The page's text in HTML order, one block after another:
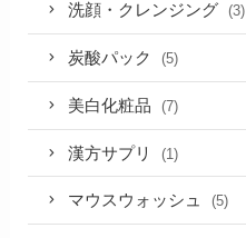
洗顔・クレンジング (3)
炭酸パック (5)
美白化粧品 (7)
漢方サプリ (1)
マウスウォッシュ (5)